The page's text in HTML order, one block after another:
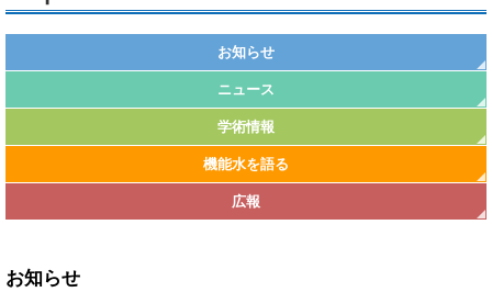
お知らせ
ニュース
学術情報
機能水を語る
広報
お知らせ